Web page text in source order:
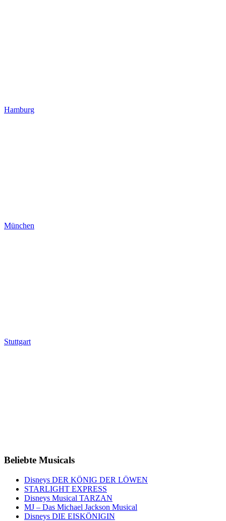
Hamburg
München
Stuttgart
Beliebte Musicals
Disneys DER KÖNIG DER LÖWEN
STARLIGHT EXPRESS
Disneys Musical TARZAN
MJ – Das Michael Jackson Musical
Disneys DIE EISKÖNIGIN